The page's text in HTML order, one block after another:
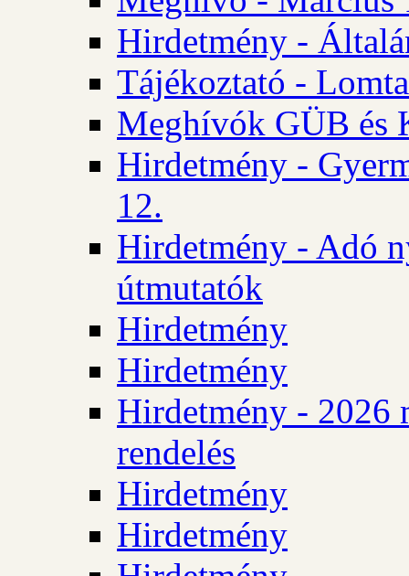
Hirdetmény -
Tájékoztató -
Meghívók GÜB és
Hirdetmény -
12.
Hirdetmény - Adó
útmutatók
Hirdetmény
Hirdetmény
Hirdetmény - 2026
rendelés
Hirdetmény
Hirdetmény